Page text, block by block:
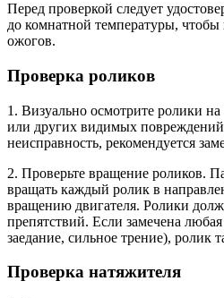
Перед проверкой следует
до комнатной температуры,
ожогов.
Проверка роликов
1. Визуально осмотрите ролики
или других видимых
неисправность, рекомендуется
2. Проверьте вращение роликов.
вращать каждый ролик в
вращению двигателя. Ролики
препятствий. Если замечена
заедание, сильное трение), ролик
Проверка натяжителя